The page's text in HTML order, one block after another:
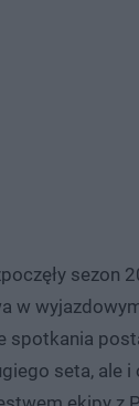
sezon
w
spotkania
seta, ale i